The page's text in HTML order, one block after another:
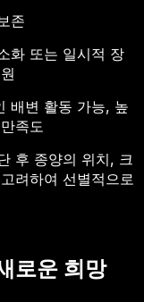
존
화 또는 일시적 장
배변 활동 가능, 높
족도
후 종양의 위치, 크
려하여 선별적으로
로운 희망